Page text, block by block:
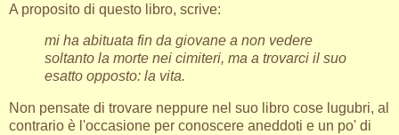
A proposito di questo libro, scrive:
mi ha abituata fin da giovane a non vedere
soltanto la morte nei cimiteri, ma a trovarci il suo
esatto opposto: la vita.
Non pensate di trovare neppure nel suo libro cose lugubri, al
contrario è l'occasione per conoscere aneddoti e un po' di